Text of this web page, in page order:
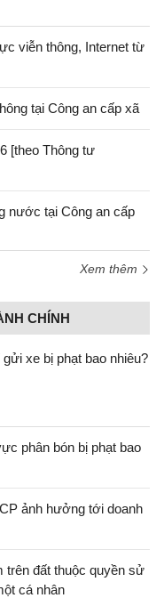
viễn thông, Internet từ
tại Công an cấp xã
[theo Thông tư
nước tại Công an cấp
Xem thêm
CHÍNH
xe bị phạt bao nhiêu?
phân bón bị phạt bao
ảnh hưởng tới doanh
trên đất thuộc quyền sử
cá nhân